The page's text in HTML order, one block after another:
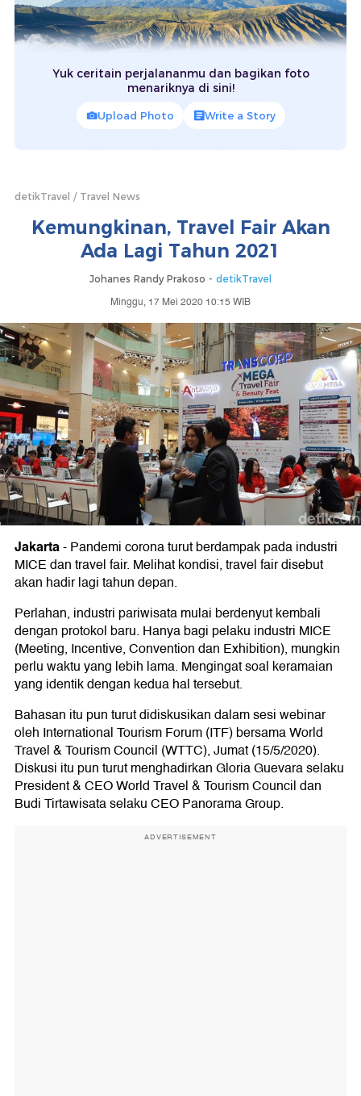
Yuk ceritain perjalananmu dan bagikan foto
menariknya di sini!
Upload Photo Write a Story
detikTravel Travel News
Kemungkinan, Travel Fair Akan
Ada Lagi Tahun 2021
Johanes Randy Prakoso - detikTravel
Minggu, 17 Mei 2020 10:15 WIB
Jakarta-Pandemi corona turut berdampak pada industri
MICE dan travel fair. Melihat kondisi, travel fair disebut
akan hadir lagi tahun depan.
Perlahan, industri pariwisata mulai berdenyut kembali
dengan protokol baru. Hanya bagi pelaku industri MICE
(Meeting, Incentive, Convention dan Exhibition), mungkin
perlu waktu yang lebih lama. Mengingat soal keramaian
yang identik dengan kedua hal tersebut.
Bahasan itu pun turut didiskusikan dalam sesi webinar
oleh International Tourism Forum (ITF) bersama World
Travel & Tourism Council (WTTC), Jumat (15/5/2020).
Diskusi itu pun turut menghadirkan Gloria Guevara selaku
President & CEO World Travel & Tourism Council dan
Budi Tirtawisata selaku CEO Panorama Group.
ADVERTISEMENT